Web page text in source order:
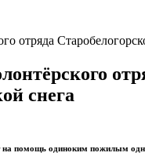
отряда
снега
помощь одиноким пожилым